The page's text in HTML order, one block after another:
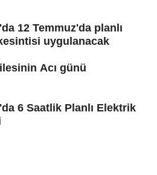
12 Temmuz'da planlı
uygulanacak
Acı günü
6 Saatlik Planlı Elektrik